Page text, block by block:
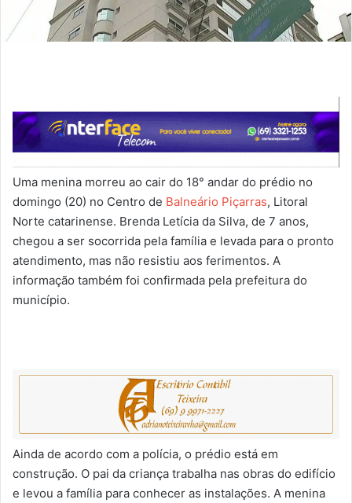
Uma menina morreu ao cair do 18° andar do prédio no
domingo (20) no Centro de Balneário Piçarras, Litoral
Norte catarinense. Brenda Letícia da Silva, de 7 anos,
chegou a ser socorrida pela família e levada para o pronto
atendimento, mas não resistiu aos ferimentos. A
informação também foi confirmada pela prefeitura do
município.
Ainda de acordo com a polícia, o prédio está em
construção. O pai da criança trabalha nas obras do edifício
e levou a família para conhecer as instalações. A menina